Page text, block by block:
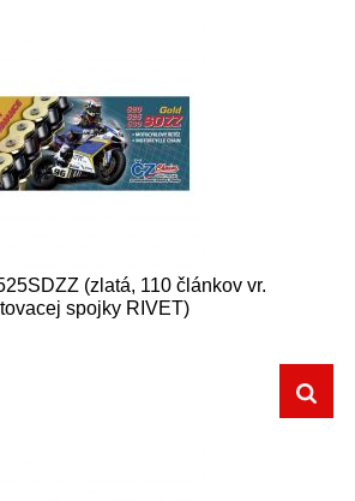
(zlatá, 110 článkov vr.
spojky RIVET)